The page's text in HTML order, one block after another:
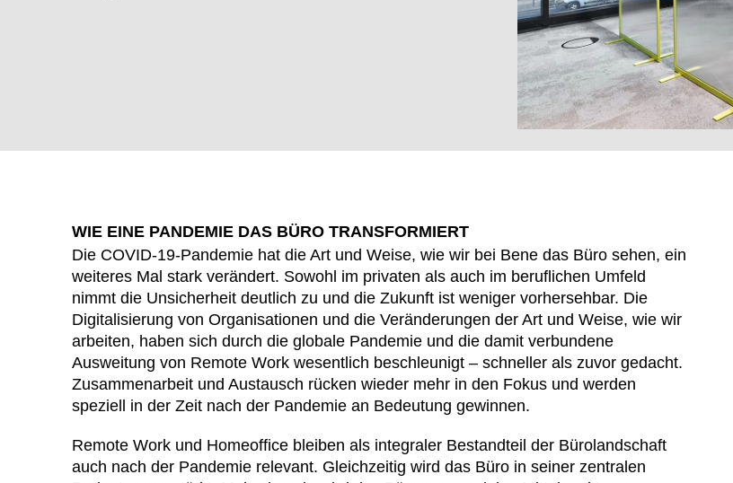
WÄHLEN SIE
Armenien(AM) Jordanien(JO)
WIE EINE PANDEMIE DAS BÜRO TRANSFORMIERT
Die COVID-19-Pandemie hat die Art und Weise, wie wir bei Bene das Büro sehen, ein
weiteres Mal stark verändert. Sowohl im privaten als auch im beruflichen Umfeld
nimmt die Unsicherheit deutlich zu und die Zukunft ist weniger vorhersehbar. Die
Digitalisierung von Organisationen und die Veränderungen der Art und Weise, wie wir
arbeiten, haben sich durch die globale Pandemie und die damit verbundene
Ausweitung von Remote Work wesentlich beschleunigt – schneller als zuvor gedacht.
Zusammenarbeit und Austausch rücken wieder mehr in den Fokus und werden
speziell in der Zeit nach der Pandemie an Bedeutung gewinnen.
Remote Work und Homeoffice bleiben als integraler Bestandteil der Bürolandschaft
auch nach der Pandemie relevant. Gleichzeitig wird das Büro in seiner zentralen